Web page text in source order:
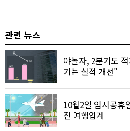
관련 뉴스
야놀자, 2분기도
기는 실적 개선"
10월2일 임시공휴
진 여행업계